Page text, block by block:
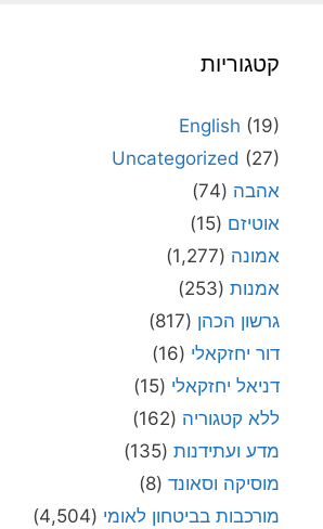
קטגוריות
English (19)
Uncategorized (27)
אהבה (74)
אוטיזם (15)
אמונה (1,277)
אמנות (253)
גרשון הכהן (817)
דור יחזקאלי (16)
דניאל יחזקאלי (15)
ללא קטגוריה (162)
מדע ועתידנות (135)
מוסיקה וסאונד (8)
מורכבות בביטחון לאומי (4,504)